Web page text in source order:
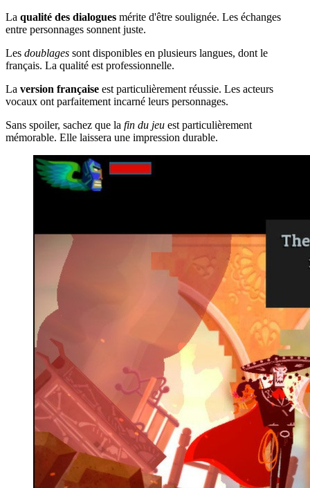
La qualité des dialogues mérite d'être soulignée. Les échanges
entre personnages sonnent juste.
Les doublages sont disponibles en plusieurs langues, dont le
français. La qualité est professionnelle.
La version française est particulièrement réussie. Les acteurs
vocaux ont parfaitement incarné leurs personnages.
Sans spoiler, sachez que la fin du jeu est particulièrement
mémorable. Elle laissera une impression durable.